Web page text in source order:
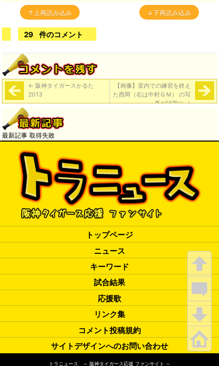
↑上再読み込み ↓下再読み込み
29 件のコメント
← 阪神タイガースかるた
2013
【画像】室内での練習を終え
た西岡（右は中村ＧＭ） の写
真が話題に→
最新記事 取得失敗
トップページ
ニュース
キーワード
試合結果
応援歌
リンク集
コメント投稿規約
サイトデザインへのお問い合わせ
トラニュース ～ 阪神タイガース応援 ファンサイト ～